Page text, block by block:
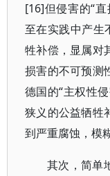
[16]但侵害的“
至在实践中产生
牲补偿，显属对
损害的不可预测
德国的“主权性
狭义的公益牺牲
到严重腐蚀，模
其次，简单